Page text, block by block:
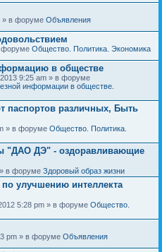
» в форуме Объявления
форуме Общество. Политика. Экономика
в обществе
9:25 am » в форуме
информации в обществе.
паспортов различных, Быть
» в форуме Общество. Политика.
"ДАО ДЭ" - оздоравливающие
» в форуме Здоровый образ жизни
улучшению интеллекта
5:28 pm » в форуме Общество.
pm » в форуме Объявления